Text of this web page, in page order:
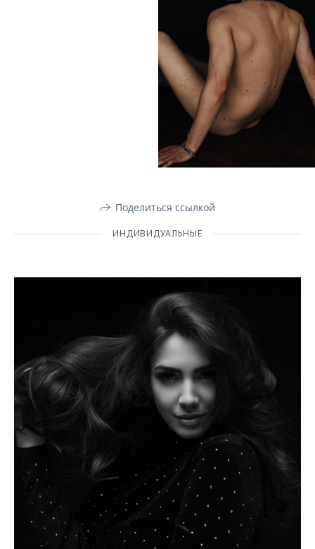
Поделиться ссылкой
ИНДИВИДУАЛЬНЫЕ